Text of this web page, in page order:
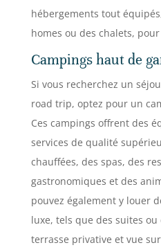
hébergements tout
homes ou des chalets,
Campings haut de
Si vous recherchez un
road trip, optez pour un
Ces campings offrent des
services de qualité
chauffées, des spas, des
gastronomiques et des
pouvez également y louer
luxe, tels que des suites ou
terrasse privative et vue